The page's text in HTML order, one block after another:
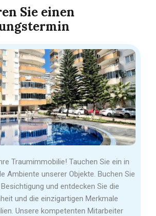
Sie einen
Traumimmobilie! Tauchen Sie ein in
Ambiente unserer Objekte. Buchen Sie
und entdecken Sie die
und die einzigartigen Merkmale
Unsere kompetenten Mitarbeiter